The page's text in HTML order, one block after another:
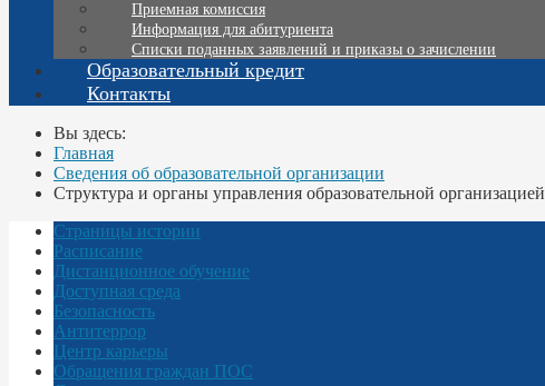
Приемная комиссия
Информация для абитуриента
Списки поданных заявлений и приказы о зачислении
Образовательный кредит
Контакты
Вы здесь:
Главная
Сведения об образовательной организации
Структура и органы управления образовательной организацией
Страницы истории
Расписание
Дистанционное обучение
Доступная среда
Безопасность
Антитеррор
Центр карьеры
Обращения граждан ПОС